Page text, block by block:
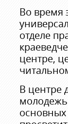
Во время
отделе
центре,
В центре
молодежь
основных